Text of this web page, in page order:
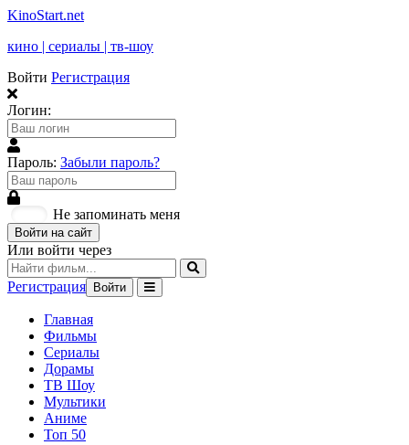
KinoStart.net
кино | сериалы | тв-шоу
Войти Регистрация
Логин:
Пароль: Забыли пароль?
Не запоминать меня
Войти на сайт
Или войти через
Регистрация Войти
Главная
Фильмы
Сериалы
Дорамы
ТВ Шоу
Мультики
Аниме
Топ 50